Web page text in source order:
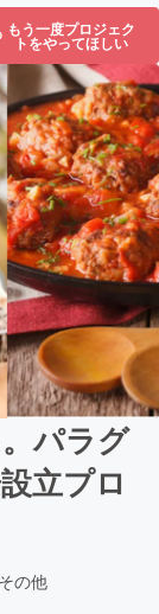
もう一度プロジェク
トをやってほしい
パラグ
立プロ
その他